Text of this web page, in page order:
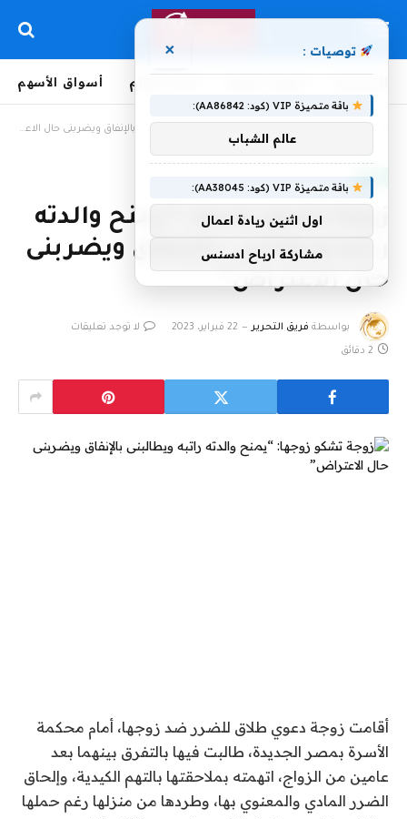
أخبار العالم أسواق الأسهم
زوجة تشكو زوجها: “يمنح والدته راتبه ويطالبنى بالإنفاق ويضربنى حال الاعتراض”
مصر
زوجة تشكو زوجها: “يمنح والدته
راتبه ويطالبنى بالإنفاق ويضربنى
حال الاعتراض”
بواسطة فريق التحرير 22 فبراير، 2023 لا توجد تعليقات
2 دقائق
أقامت زوجة دعوي طلاق للضرر ضد زوجها، أمام محكمة
الأسرة بمصر الجديدة، طالبت فيها بالتفرق بينهما بعد
عامين من الزواج، اتهمته بملاحقتها بالتهم الكيدية، وإلحاق
الضرر المادي والمعنوي بها، وطردها من منزلها رغم حملها
توصيات : ×
باقة متميزة VIP (كود: AA86842):
عالم الشباب
باقة متميزة VIP (كود: AA38045):
اول اثنين ريادة اعمال
مشاركة ارباح ادسنس